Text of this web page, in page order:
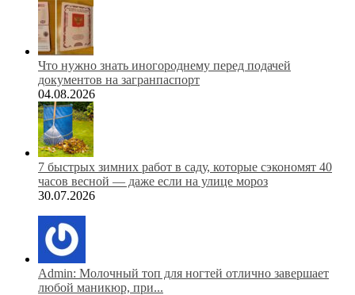
Что нужно знать иногороднему перед подачей
документов на загранпаспорт
04.08.2026
7 быстрых зимних работ в саду, которые сэкономят 40
часов весной — даже если на улице мороз
30.07.2026
Admin: Молочный топ для ногтей отлично завершает
любой маникюр, при...